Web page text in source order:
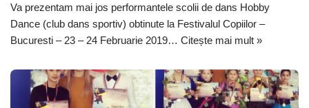
Va prezentam mai jos performantele scolii de dans Hobby
Dance (club dans sportiv) obtinute la Festivalul Copiilor –
Bucuresti – 23 – 24 Februarie 2019… Citește mai mult »